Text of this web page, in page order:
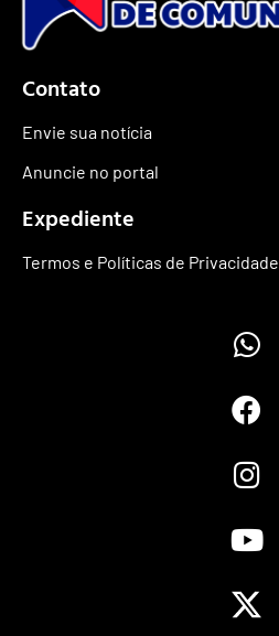
Contato
Envie sua notícia
Anuncie no portal
Expediente
Termos e Políticas de Privacidade